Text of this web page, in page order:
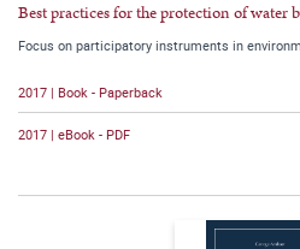
Best practices for the protection of water
Focus on participatory instruments in
2017 | Book - Paperback
2017 | eBook - PDF